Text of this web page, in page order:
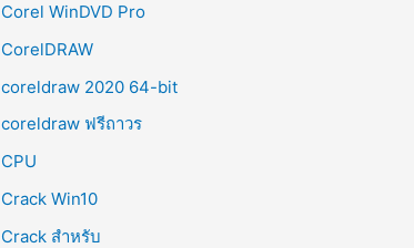
Corel WinDVD Pro
CorelDRAW
coreldraw 2020 64-bit
coreldraw ฟรีถาวร
CPU
Crack Win10
Crack สำหรับ